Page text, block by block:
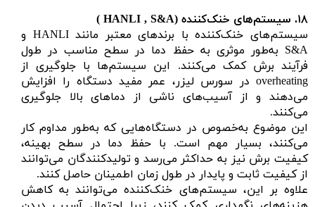
۱۸. سیستم‌های خنک‌کننده (HANLI , S&A )
سیستم‌های خنک‌کننده با برندهای معتبر مانند HANLI و
S&A به‌طور موثری به حفظ دما در سطح مناسب در طول
فرآیند برش کمک می‌کنند. این سیستم‌ها با جلوگیری از
overheating در سورس لیزر، عمر مفید دستگاه را افزایش
می‌دهند و از آسیب‌های ناشی از دماهای بالا جلوگیری
می‌کنند.
این موضوع به‌خصوص در دستگاه‌هایی که به‌طور مداوم کار
می‌کنند، بسیار مهم است. با حفظ دما در سطح بهینه،
کیفیت برش نیز به حداکثر می‌رسد و تولیدکنندگان می‌توانند
از کیفیت ثابت و پایدار در طول زمان اطمینان حاصل کنند.
علاوه بر این، سیستم‌های خنک‌کننده می‌توانند به کاهش